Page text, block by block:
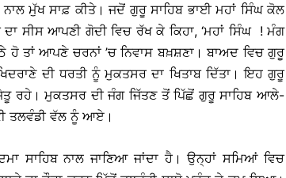
ਮੁੱਖ ਸਾਫ਼ ਕੀਤੇ। ਜਦੋਂ ਗੁਰੂ ਸਾਹਿਬ ਭਾਈ ਮਹਾਂ ਸਿੰਘ ਕੋਲ
ਸੀਸ ਆਪਣੀ ਗੋਦੀ ਵਿਚ ਰੱਖ ਕੇ ਕਿਹਾ, ‘ਮਹਾਂ ਸਿੰਘ ! ਮੰਗ
ਹੋ ਤਾਂ ਆਪਣੇ ਚਰਨਾਂ ’ਚ ਨਿਵਾਸ ਬਖ਼ਸ਼ਣਾ। ਬਾਅਦ ਵਿਚ ਗੁਰੂ
ਦੀ ਧਰਤੀ ਨੂੰ ਮੁਕਤਸਰ ਦਾ ਖਿਤਾਬ ਦਿੱਤਾ। ਇਹ ਗੁਰੂ
ਰਹੇ। ਮੁਕਤਸਰ ਦੀ ਜੰਗ ਜਿੱਤਣ ਤੋਂ ਪਿੱਛੋਂ ਗੁਰੂ ਸਾਹਿਬ ਆਲੇ-
ਤਲਵੰਡੀ ਵੱਲ ਨੂੰ ਆਏ।
ਸਾਹਿਬ ਨਾਲ ਜਾਣਿਆ ਜਾਂਦਾ ਹੈ। ਉਨ੍ਹਾਂ ਸਮਿਆਂ ਵਿਚ